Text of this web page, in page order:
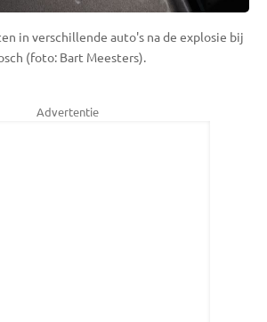
in verschillende auto's na de explosie bij
(foto: Bart Meesters).
Advertentie